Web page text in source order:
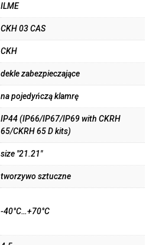
ILME
CKH 03 CAS
CKH
dekle zabezpieczające
na pojedyńczą klamrę
IP44 (IP66/IP67/IP69 with CKRH
65/CKRH 65 D kits)
size "21.21"
tworzywo sztuczne
-40°C…+70°C